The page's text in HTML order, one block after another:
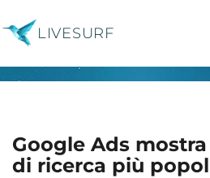
LIVESURF
Google Ads
di ricerca più